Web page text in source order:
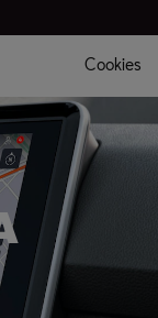
Cookies